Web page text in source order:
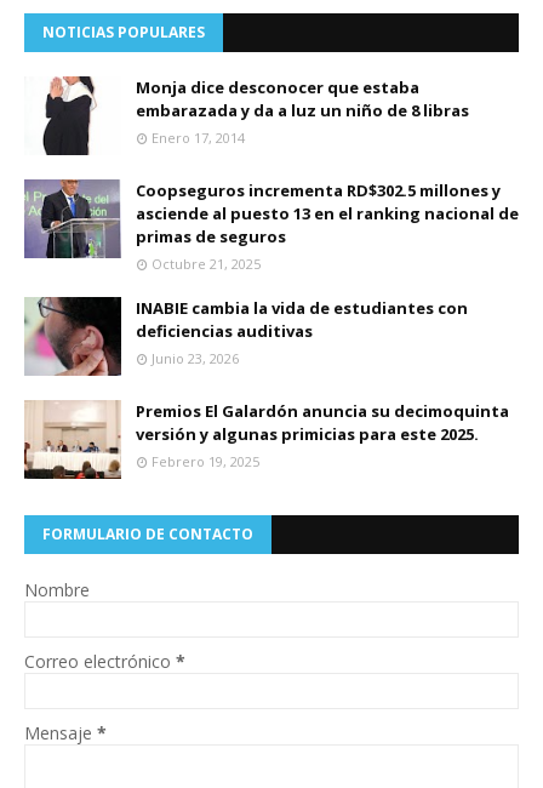
NOTICIAS POPULARES
Monja dice desconocer que estaba
embarazada y da a luz un niño de 8 libras
Enero 17, 2014
Coopseguros incrementa RD$302.5 millones y
asciende al puesto 13 en el ranking nacional de
primas de seguros
Octubre 21, 2025
INABIE cambia la vida de estudiantes con
deficiencias auditivas
Junio 23, 2026
Premios El Galardón anuncia su decimoquinta
versión y algunas primicias para este 2025.
Febrero 19, 2025
FORMULARIO DE CONTACTO
Nombre
Correo electrónico *
Mensaje *